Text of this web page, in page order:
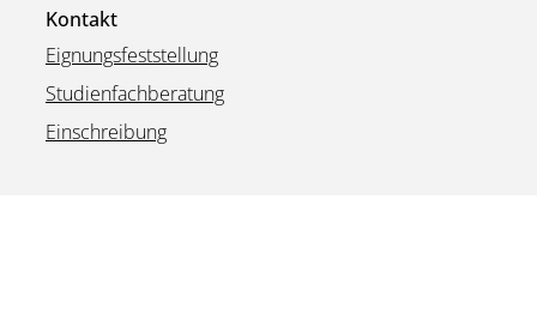
Kontakt
Eignungsfeststellung
Studienfachberatung
Einschreibung